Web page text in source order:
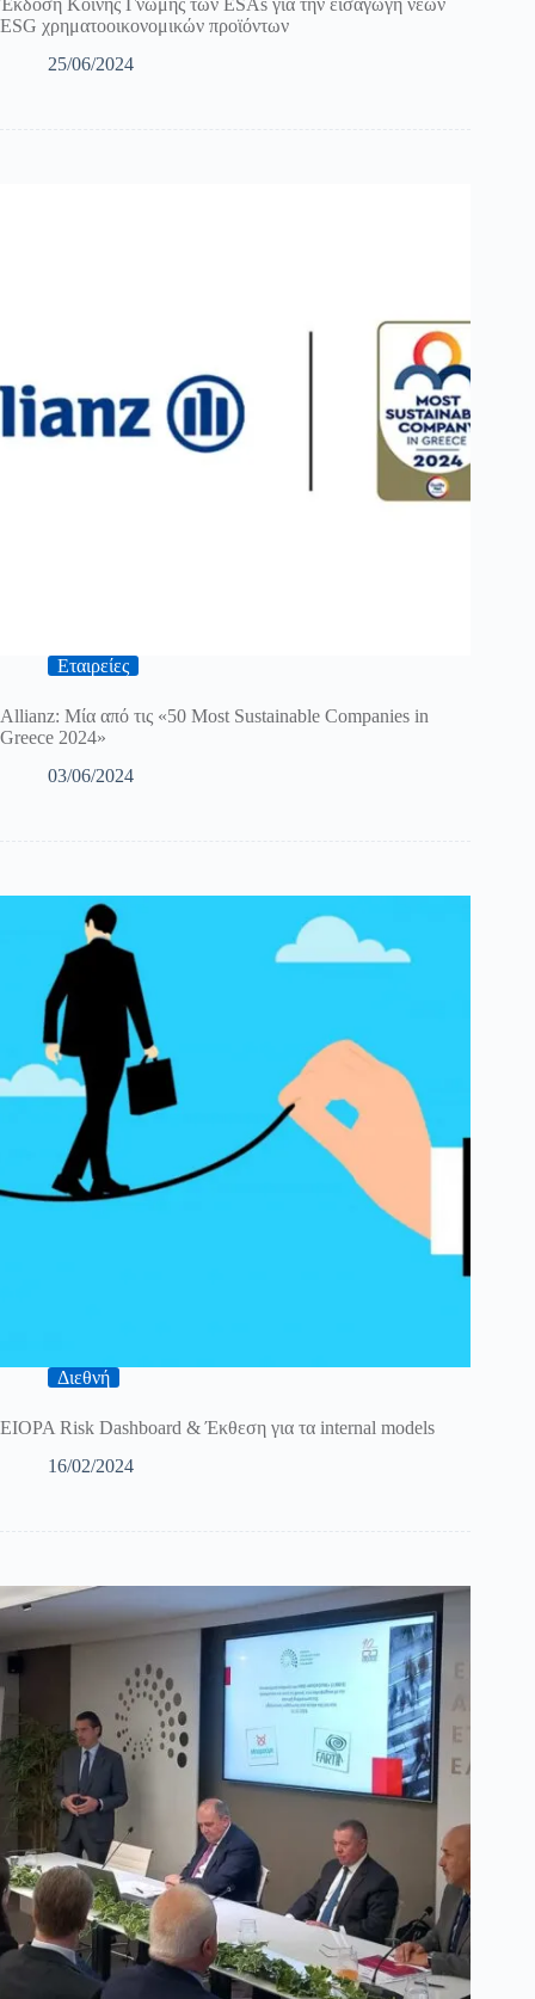
ESG χρηματοοικονομικών προϊόντων
25/06/2024
Εταιρείες
Allianz: Μία από τις «50 Most Sustainable Companies in
Greece 2024»
03/06/2024
Διεθνή
ΕΙΟΡΑ Risk Dashboard & Έκθεση για τα internal models
16/02/2024